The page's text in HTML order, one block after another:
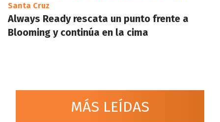
Santa Cruz
Always Ready rescata un punto frente a
Blooming y continúa en la cima
MÁS LEÍDAS